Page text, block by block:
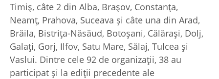
Timiș, câte 2 din Alba, Brașov, Constanța,
Neamț, Prahova, Suceava și câte una din Arad,
Brăila, Bistrița-Năsăud, Botoșani, Călărași, Dolj,
Galați, Gorj, Ilfov, Satu Mare, Sălaj, Tulcea și
Vaslui. Dintre cele 92 de organizații, 38 au
participat și la ediții precedente ale